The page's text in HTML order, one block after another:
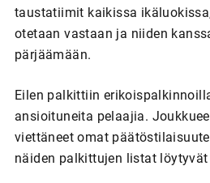
taustatiimit kaikissa
otetaan vastaan ja niiden
pärjäämään.
Eilen palkittiin
ansioituneita pelaajia.
viettäneet omat
näiden palkittujen listat